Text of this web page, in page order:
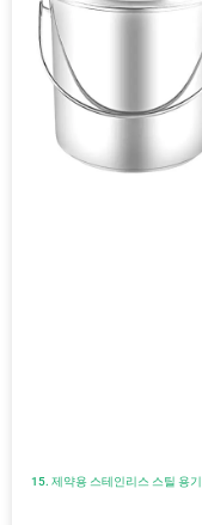
15. 제약용 스테인리스 스틸 용기